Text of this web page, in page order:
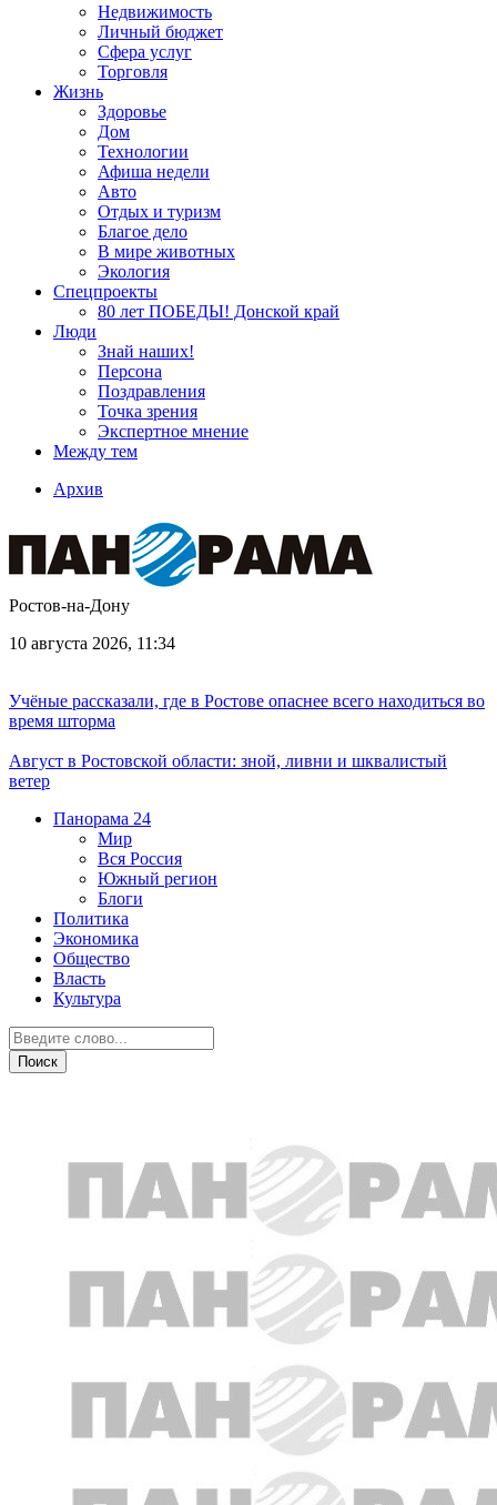
Недвижимость
Личный бюджет
Сфера услуг
Торговля
Жизнь
Здоровье
Дом
Технологии
Афиша недели
Авто
Отдых и туризм
Благое дело
В мире животных
Экология
Спецпроекты
80 лет ПОБЕДЫ! Донской край
Люди
Знай наших!
Персона
Поздравления
Точка зрения
Экспертное мнение
Между тем
Архив
Ростов-на-Дону
10 августа 2026, 11:34
Учёные рассказали, где в Ростове опаснее всего находиться во
время шторма
Август в Ростовской области: зной, ливни и шквалистый
ветер
Панорама 24
Мир
Вся Россия
Южный регион
Блоги
Политика
Экономика
Общество
Власть
Культура